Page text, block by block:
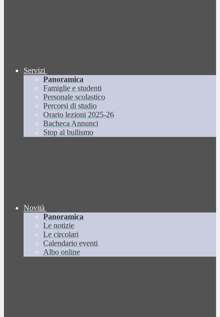
Servizi
Panoramica
Famiglie e studenti
Personale scolastico
Percorsi di studio
Orario lezioni 2025-26
Bacheca Annunci
Stop al bullismo
Novità
Panoramica
Le notizie
Le circolari
Calendario eventi
Albo online